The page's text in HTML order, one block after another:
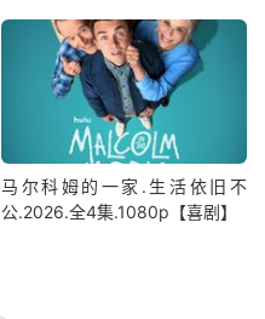
马尔科姆的一家.生活依旧不
公.2026.全4集.1080p【喜剧】